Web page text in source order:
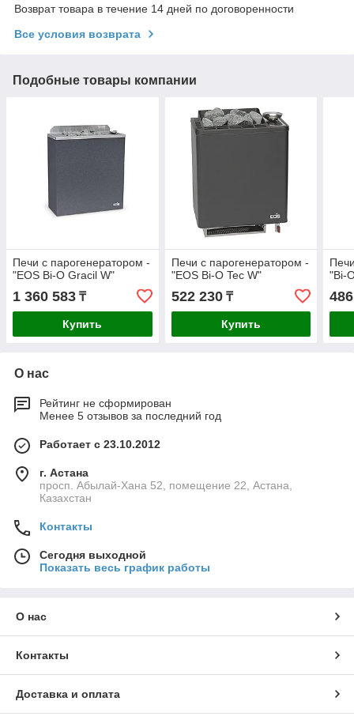
Возврат товара в течение 14 дней по договоренности
Все условия возврата
Подобные товары компании
Печи с парогенератором -
"EOS Bi-O Gracil W"
1 360 583 ₸
Купить
Печи с парогенератором -
"EOS Bi-O Tec W"
522 230₸
Купить
"Bi-
О нас
Рейтинг не сформирован
Менее 5 отзывов за последний год
Работает с 23.10.2012
г. Астана
просп. Абылай-Хана 52, помещение 22, Астана,
Казахстан
Контакты
Сегодня выходной
Показать весь график работы
О нас
Контакты
Доставка и оплата